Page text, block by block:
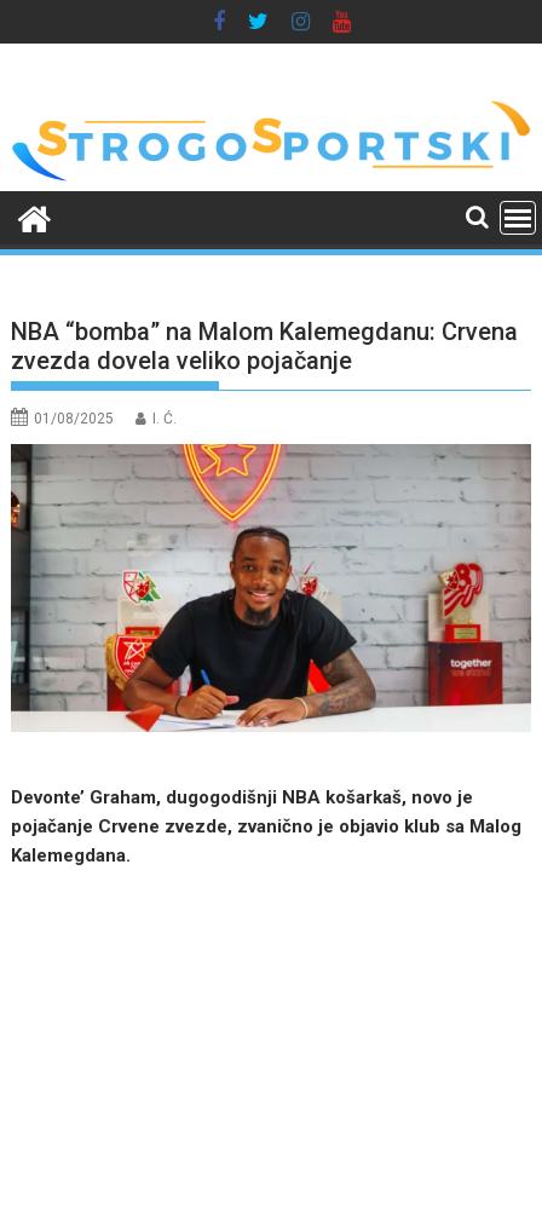
to
NBA “bomba” na Malom Kalemegdanu: Crvena
zvezda dovela veliko pojačanje
01/08/2025 I. Ć.
Devonte’ Graham, dugogodišnji NBA košarkaš, novo je
pojačanje Crvene zvezde, zvanično je objavio klub sa Malog
Kalemegdana.